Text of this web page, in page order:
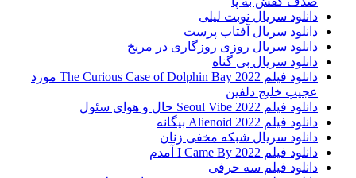
دانلود سریال نوبت لیلی
دانلود سریال آفتاب پرست
دانلود سریال روزی روزگاری در مریخ
دانلود سریال بی گناه
دانلود فیلم The Curious Case of Dolphin Bay 2022 مورد
عجیب خلیج دلفین
دانلود فیلم Seoul Vibe 2022 حال و هوای سئول
دانلود فیلم Alienoid 2022 بیگانه
دانلود سریال شبکه مخفی زنان
دانلود فیلم I Came By 2022 آمدم
دانلود فیلم سه حرفی